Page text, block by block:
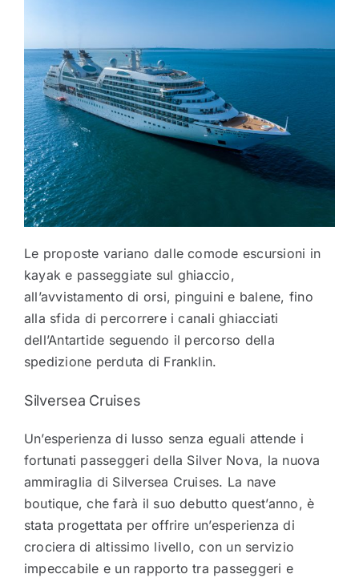
Le proposte variano dalle comode escursioni in
kayak e passeggiate sul ghiaccio,
all’avvistamento di orsi, pinguini e balene, fino
alla sfida di percorrere i canali ghiacciati
dell’Antartide seguendo il percorso della
spedizione perduta di Franklin.
Silversea Cruises
Un’esperienza di lusso senza eguali attende i
fortunati passeggeri della Silver Nova, la nuova
ammiraglia di Silversea Cruises. La nave
boutique, che farà il suo debutto quest’anno, è
stata progettata per offrire un’esperienza di
crociera di altissimo livello, con un servizio
impeccabile e un rapporto tra passeggeri e